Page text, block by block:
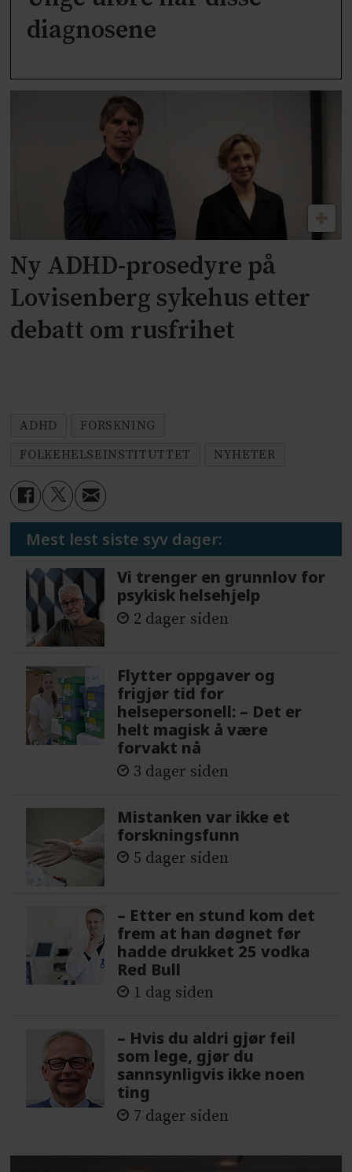
diagnosene
Ny ADHD-prosedyre på
Lovisenberg sykehus etter
debatt om rusfrihet
ADHD
FORSKNING
FOLKEHELSEINSTITUTTET
NYHETER
Mest lest siste syv dager:
Vi trenger en grunnlov for
psykisk helsehjelp
2 dager siden
Flytter oppgaver og
frigjør tid for
helsepersonell: – Det er
helt magisk å være
forvakt nå
3 dager siden
Mistanken var ikke et
forskningsfunn
5 dager siden
– Etter en stund kom det
frem at han døgnet før
hadde drukket 25 vodka
Red Bull
1 dag siden
– Hvis du aldri gjør feil
som lege, gjør du
sannsynligvis ikke noen
ting
7 dager siden